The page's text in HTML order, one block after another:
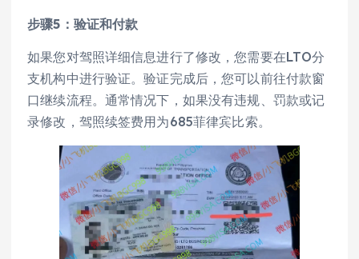
步骤5：验证和付款
如果您对驾照详细信息进行了修改，您需要在LTO分
支机构中进行验证。验证完成后，您可以前往付款窗
口继续流程。通常情况下，如果没有违规、罚款或记
录修改，驾照续签费用为685菲律宾比索。